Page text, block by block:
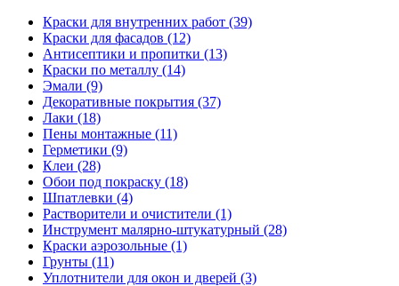
Краски для внутренних работ (39)
Краски для фасадов (12)
Антисептики и пропитки (13)
Краски по металлу (14)
Эмали (9)
Декоративные покрытия (37)
Лаки (18)
Пены монтажные (11)
Герметики (9)
Клеи (28)
Обои под покраску (18)
Шпатлевки (4)
Растворители и очистители (1)
Инструмент малярно-штукатурный (28)
Краски аэрозольные (1)
Грунты (11)
Уплотнители для окон и дверей (3)